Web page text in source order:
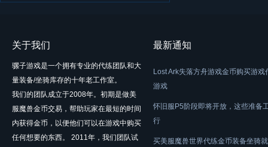
关于我们
骡子游戏是一个拥有专业的代练团队和大
量装备/坐骑库存的十年老工作室。
我们的团队成立于2008年。初期是做美
服魔兽金币交易，帮助玩家在最短的时间
内获得金币，以便他们可以在游戏中购买
任何想要的东西。 2011年，我们团队试
最新通知
Lost Ark失落方舟游戏金币购买游戏
游戏
怀旧服P5阶段即将开放，这些准备
行
买美服魔兽世界代练金币装备坐骑